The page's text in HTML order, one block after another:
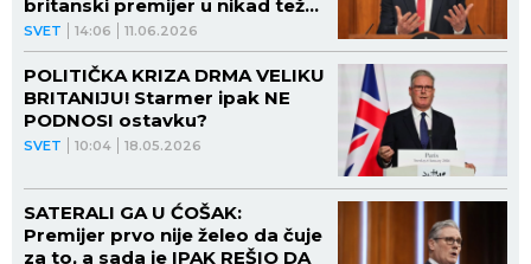
SVET 14:06 11.06.2026
britanski premijer u nikad težoj
situaciji!
SVET 10:04 18.05.2026
POLITIČKA KRIZA DRMA VELIKU
BRITANIJU! Starmer ipak NE
PODNOSI ostavku?
SATERALI GA U ĆOŠAK:
Premijer prvo nije želeo da čuje
za to, a sada je IPAK REŠIO DA